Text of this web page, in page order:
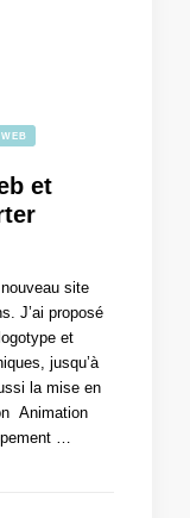
WEB
et
site
J’ai proposé
et
jusqu’à
la mise en
Animation
…